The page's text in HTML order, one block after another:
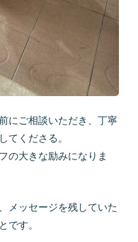
にご相談いただき、丁寧
てくださる。
の大きな励みになりま
メッセージを残していた
です。